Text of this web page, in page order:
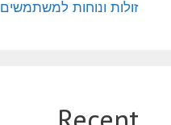
זולות ונוחות למשתמשים